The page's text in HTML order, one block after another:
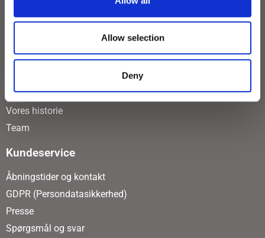
Allow selection
Deny
Vores historie
Team
Kundeservice
Åbningstider og kontakt
GDPR (Persondatasikkerhed)
Presse
Spørgsmål og svar